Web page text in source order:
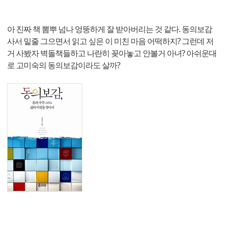
아 진짜 책 뽐뿌 넘나 엉뚱하게 잘 받아버리는 것 같다. 동의보감
사서 밑줄 그으면서 읽고 싶은 이 미친 마음 어떡하지? 그런데 저
거 사봤자 벽돌책들하고 나란히 꽂아놓고 안볼거 아녀? 아쉬운대
로 고미숙의 동의보감이라도 살까?